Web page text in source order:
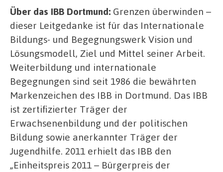
Über das IBB Dortmund: Grenzen überwinden –
dieser Leitgedanke ist für das Internationale
Bildungs- und Begegnungswerk Vision und
Lösungsmodell, Ziel und Mittel seiner Arbeit.
Weiterbildung und internationale
Begegnungen sind seit 1986 die bewährten
Markenzeichen des IBB in Dortmund. Das IBB
ist zertifizierter Träger der
Erwachsenenbildung und der politischen
Bildung sowie anerkannter Träger der
Jugendhilfe. 2011 erhielt das IBB den
„Einheitspreis 2011 – Bürgerpreis der